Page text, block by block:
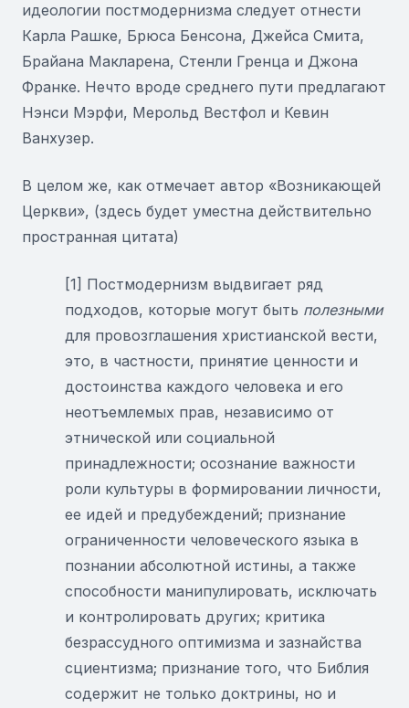
идеологии постмодернизма следует отнести
Карла Рашке, Брюса Бенсона, Джейса Смита,
Брайана Макларена, Стенли Гренца и Джона
Франке. Нечто вроде среднего пути предлагают
Нэнси Мэрфи, Мерольд Вестфол и Кевин
Ванхузер.
В целом же, как отмечает автор «Возникающей
Церкви», (здесь будет уместна действительно
пространная цитата)
[1] Постмодернизм выдвигает ряд
подходов, которые могут быть полезными
для провозглашения христианской вести,
это, в частности, принятие ценности и
достоинства каждого человека и его
неотъемлемых прав, независимо от
этнической или социальной
принадлежности; осознание важности
роли культуры в формировании личности,
ее идей и предубеждений; признание
ограниченности человеческого языка в
познании абсолютной истины, а также
способности манипулировать, исключать
и контролировать других; критика
безрассудного оптимизма и зазнайства
сциентизма; признание того, что Библия
содержит не только доктрины, но и